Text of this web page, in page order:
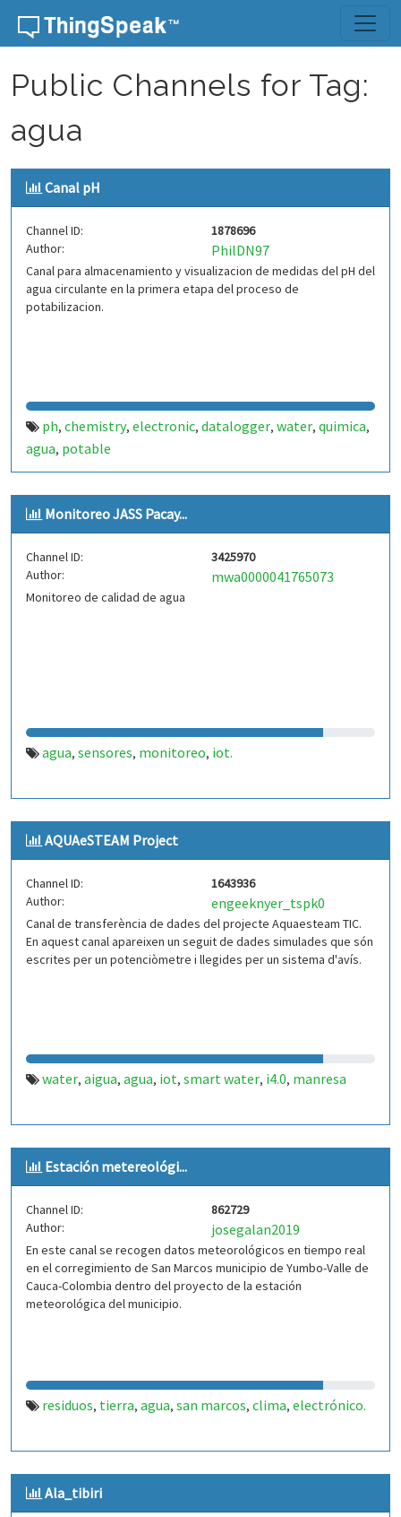
Skip to content
Public Channels for Tag:
agua
Canal pH
Channel ID:
1878696
Author:
PhilDN97
Canal para almacenamiento y visualizacion de medidas del pH del
agua circulante en la primera etapa del proceso de
potabilizacion.
ph, chemistry, electronic, datalogger, water, quimica,
agua, potable
Monitoreo JASS Pacay...
Channel ID:
3425970
Author:
mwa0000041765073
Monitoreo de calidad de agua
agua, sensores, monitoreo, iot.
AQUAeSTEAM Project
Channel ID:
1643936
Author:
engeeknyer_tspk0
Canal de transferència de dades del projecte Aquaesteam TIC.
En aquest canal apareixen un seguit de dades simulades que són
escrites per un potenciòmetre i llegides per un sistema d'avís.
water, aigua, agua, iot, smart water, i4.0, manresa
Estación metereológi...
Channel ID:
862729
Author:
josegalan2019
En este canal se recogen datos meteorológicos en tiempo real
en el corregimiento de San Marcos municipio de Yumbo-Valle de
Cauca-Colombia dentro del proyecto de la estación
meteorológica del municipio.
residuos, tierra, agua, san marcos, clima, electrónico.
Ala_tibiri